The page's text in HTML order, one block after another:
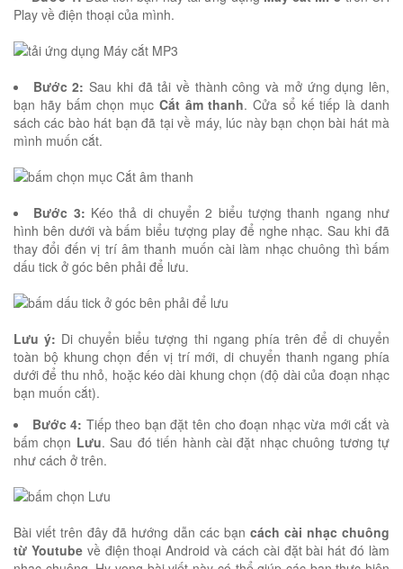
Play về điện thoại của mình.
Bước 2: Sau khi đã tải về thành công và mở ứng dụng lên,
bạn hãy bấm chọn mục Cắt âm thanh. Cửa sổ kế tiếp là danh
sách các bào hát bạn đã tại về máy, lúc này bạn chọn bài hát mà
mình muốn cắt.
Bước 3: Kéo thả di chuyển 2 biểu tượng thanh ngang như
hình bên dưới và bấm biểu tượng play để nghe nhạc. Sau khi đã
thay đổi đến vị trí âm thanh muốn cài làm nhạc chuông thì bấm
dấu tick ở góc bên phải để lưu.
Lưu ý: Di chuyển biểu tượng thi ngang phía trên để di chuyển
toàn bộ khung chọn đến vị trí mới, di chuyển thanh ngang phía
dưới để thu nhỏ, hoặc kéo dài khung chọn (độ dài của đoạn nhạc
bạn muốn cắt).
Bước 4: Tiếp theo bạn đặt tên cho đoạn nhạc vừa mới cắt và
bấm chọn Lưu. Sau đó tiến hành cài đặt nhạc chuông tương tự
như cách ở trên.
Bài viết trên đây đã hướng dẫn các bạn cách cài nhạc chuông
từ Youtubevề điện thoại Android và cách cài đặt bài hát đó làm